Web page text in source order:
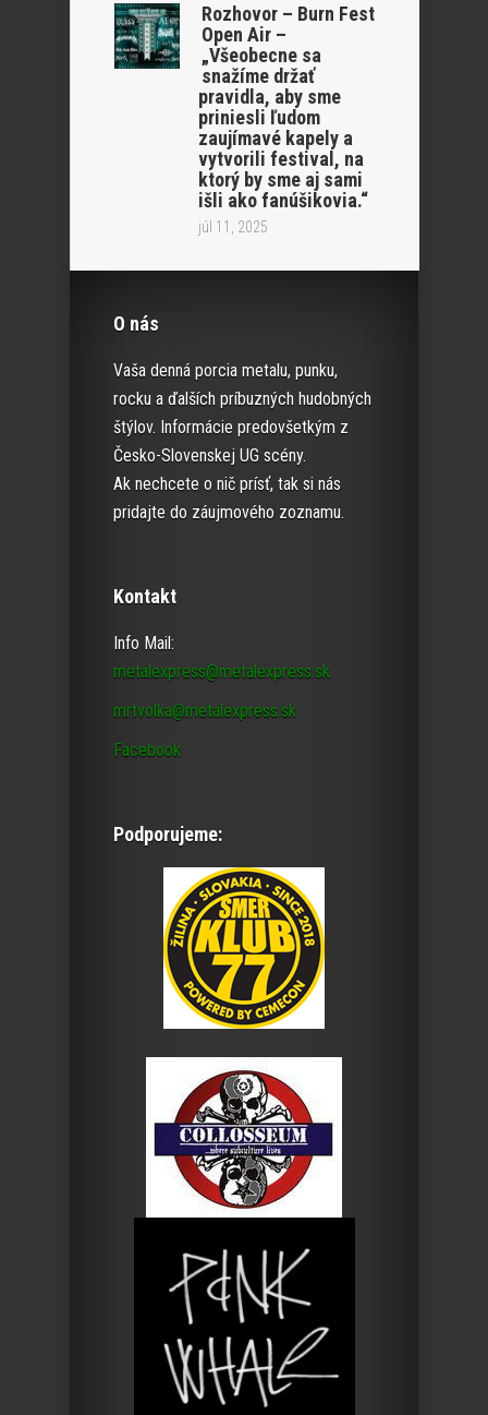
Rozhovor – Burn Fest
Open Air –
„Všeobecne sa
snažíme držať
pravidla, aby sme
priniesli ľudom
zaujímavé kapely a
vytvorili festival, na
ktorý by sme aj sami
išli ako fanúšikovia.“
júl 11, 2025
O nás
Vaša denná porcia metalu, punku,
rocku a ďalších príbuzných hudobných
štýlov. Informácie predovšetkým z
Česko-Slovenskej UG scény.
Ak nechcete o nič prísť, tak si nás
pridajte do záujmového zoznamu.
Kontakt
Info Mail:
metalexpress@metalexpress.sk
mrtvolka@metalexpress.sk
Facebook
Podporujeme: